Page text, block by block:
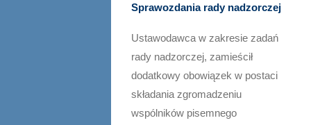
Sprawozdania rady nadzorczej
Ustawodawca w zakresie zadań
rady nadzorczej, zamieścił
dodatkowy obowiązek w postaci
składania zgromadzeniu
wspólników pisemnego